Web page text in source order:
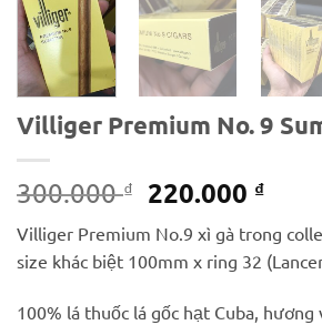
Villiger Premium No. 9
300.000₫ Giá
là:
300.000 ₫.
220.000 ₫Giá
hiện
tại
là:
Villiger Premium No.9 xì gà trong
size khác biệt 100mm x ring 32
100% lá thuốc lá gốc hạt Cuba,